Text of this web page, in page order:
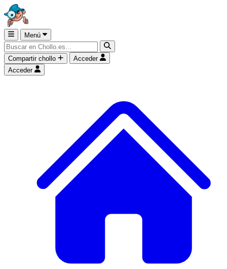
Menú
Compartir chollo
Acceder
Acceder